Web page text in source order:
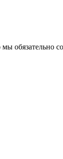
обязательно